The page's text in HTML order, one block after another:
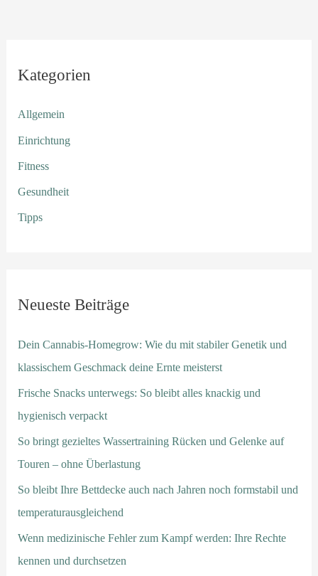
Kategorien
Allgemein
Einrichtung
Fitness
Gesundheit
Tipps
Neueste Beiträge
Dein Cannabis-Homegrow: Wie du mit stabiler Genetik und
klassischem Geschmack deine Ernte meisterst
Frische Snacks unterwegs: So bleibt alles knackig und
hygienisch verpackt
So bringt gezieltes Wassertraining Rücken und Gelenke auf
Touren – ohne Überlastung
So bleibt Ihre Bettdecke auch nach Jahren noch formstabil und
temperaturausgleichend
Wenn medizinische Fehler zum Kampf werden: Ihre Rechte
kennen und durchsetzen